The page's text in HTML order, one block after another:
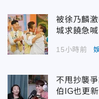
被徐乃麟
城求饒急
15小時前
不甩抄襲
伯IG也更新